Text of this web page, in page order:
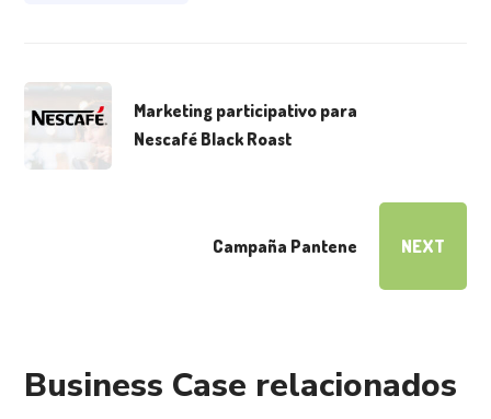
Marketing participativo para
Nescafé Black Roast
Campaña Pantene NEXT